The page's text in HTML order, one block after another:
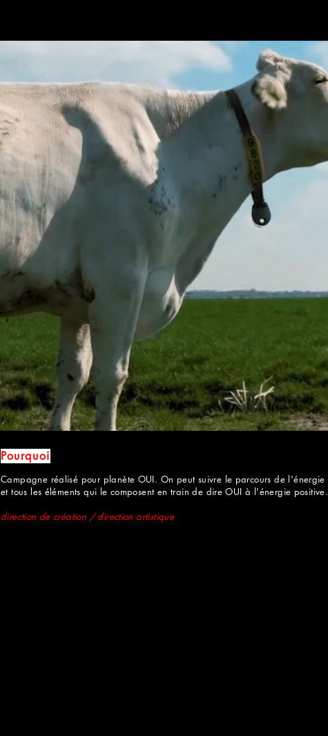
Pourquoi
Campagne réalisé pour planète OUI. On peut suivre le parcours de l'énergie
et tous les éléments qui le composent en train de dire OUI à l'énergie positive.
direction de création / direction artistique